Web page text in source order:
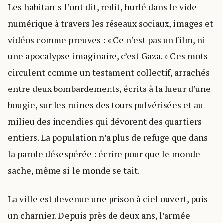
Les habitants l’ont dit, redit, hurlé dans le vide
numérique à travers les réseaux sociaux, images et
vidéos comme preuves : « Ce n’est pas un film, ni
une apocalypse imaginaire, c’est Gaza. » Ces mots
circulent comme un testament collectif, arrachés
entre deux bombardements, écrits à la lueur d’une
bougie, sur les ruines des tours pulvérisées et au
milieu des incendies qui dévorent des quartiers
entiers. La population n’a plus de refuge que dans
la parole désespérée : écrire pour que le monde
sache, même si le monde se tait.
La ville est devenue une prison à ciel ouvert, puis
un charnier. Depuis près de deux ans, l’armée